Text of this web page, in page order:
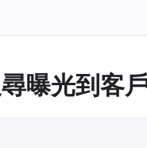
曝光到客